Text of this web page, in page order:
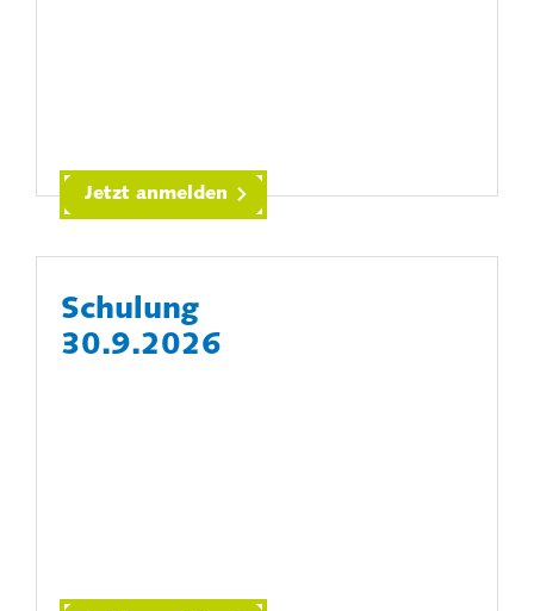
Jetzt anmelden
Schulung
30.9.2026